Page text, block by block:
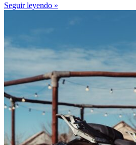
Seguir leyendo »